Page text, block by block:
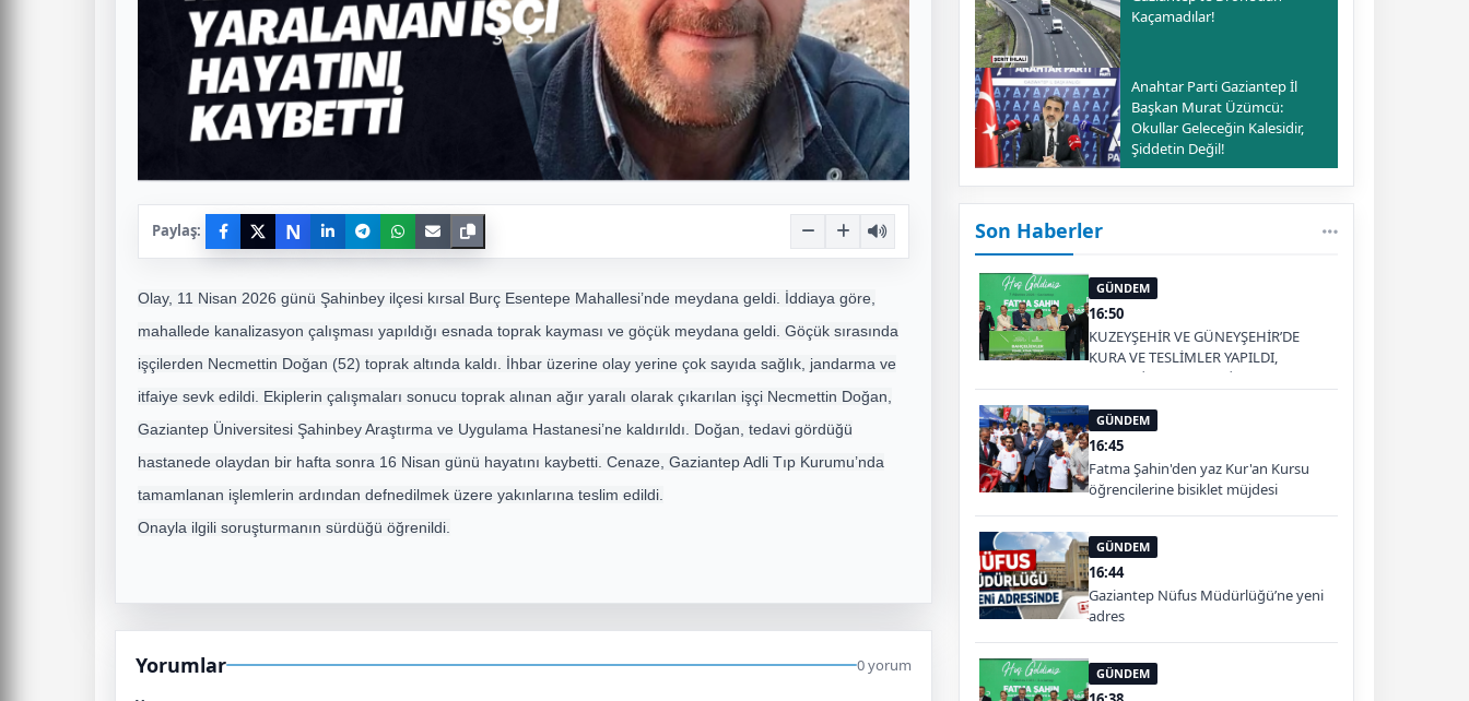
Paylaş: N
Olay, 11 Nisan 2026 günü Şahinbey ilçesi kırsal Burç Esentepe Mahallesi’nde meydana geldi. İddiaya göre,
mahallede kanalizasyon çalışması yapıldığı esnada toprak kayması ve göçük meydana geldi. Göçük sırasında
işçilerden Necmettin Doğan (52) toprak altında kaldı. İhbar üzerine olay yerine çok sayıda sağlık, jandarma ve
itfaiye sevk edildi. Ekiplerin çalışmaları sonucu toprak alınan ağır yaralı olarak çıkarılan işçi Necmettin Doğan,
Gaziantep Üniversitesi Şahinbey Araştırma ve Uygulama Hastanesi’ne kaldırıldı. Doğan, tedavi gördüğü
hastanede olaydan bir hafta sonra 16 Nisan günü hayatını kaybetti. Cenaze, Gaziantep Adli Tıp Kurumu’nda
tamamlanan işlemlerin ardından defnedilmek üzere yakınlarına teslim edildi.
Onayla ilgili soruşturmanın sürdüğü öğrenildi.
Yorumlar 0 yorum
Kaçamadılar!
Anahtar Parti Gaziantep İl
Başkan Murat Üzümcü:
Okullar Geleceğin Kalesidir,
Şiddetin Değil!
Son Haberler
GÜNDEM
16:50
KUZEYŞEHİR VE GÜNEYŞEHİR’DE
KURA VE TESLİMLER YAPILDI,
BAHÇELİEVLER’DE 5 BİN KONUTUN
GÜNDEM
16:45
Fatma Şahin'den yaz Kur'an Kursu
öğrencilerine bisiklet müjdesi
GÜNDEM
16:44
Gaziantep Nüfus Müdürlüğü’ne yeni
adres
GÜNDEM